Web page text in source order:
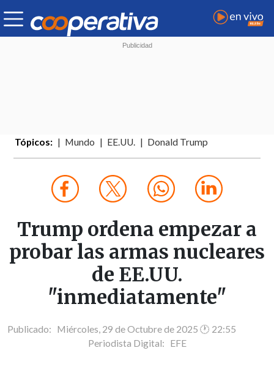
Tópicos: Mundo EE.UU. Donald Trump
Trump ordena empezar a
probar las armas nucleares
de EE.UU.
"inmediatamente"
Publicado: Miércoles, 29 de Octubre de 2025 🕐 22:55
Periodista Digital: EFE